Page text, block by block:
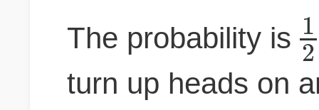
The probability is1
2
turn up heads on